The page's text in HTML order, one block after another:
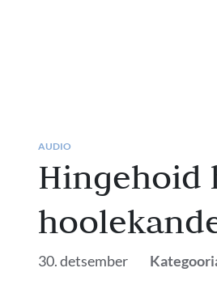
AUDIO
Hingehoid
30. detsember